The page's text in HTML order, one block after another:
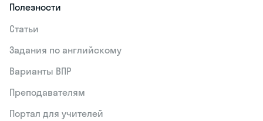
Полезности
Статьи
Задания по английскому
Варианты ВПР
Преподавателям
Портал для учителей